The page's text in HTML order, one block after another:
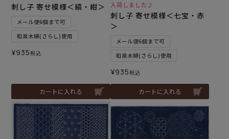
刺し子 寄せ模様＜縞・紺＞
メール便6個まで可
和泉木綿(さらし)使用
¥935税込
カートに入れる
入荷しました♪
刺し子 寄せ模様＜七宝・赤
＞
メール便6個まで可
和泉木綿(さらし)使用
¥935税込
カートに入れる